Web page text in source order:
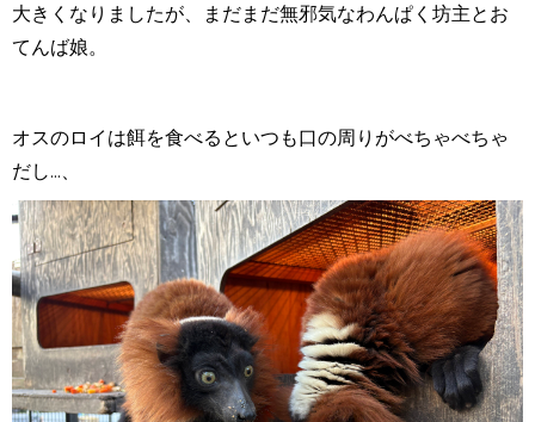
大きくなりましたが、まだまだ無邪気なわんぱく坊主とお
てんば娘。
オスのロイは餌を食べるといつも口の周りがべちゃべちゃ
だし...、